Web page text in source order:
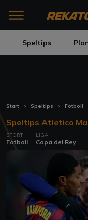
Speltips
Start Speltips Fotboll
Speltips Atletico
SPORT
Fotboll
LIGA
Copa del Rey